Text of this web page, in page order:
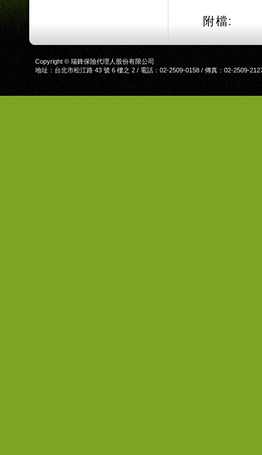
附檔:
Copyright © 瑞鋒保險代理人股份有限公司
地址：台北市松江路 43 號 6 樓之 2 / 電話：02-2509-0158 / 傳真：02-2509-